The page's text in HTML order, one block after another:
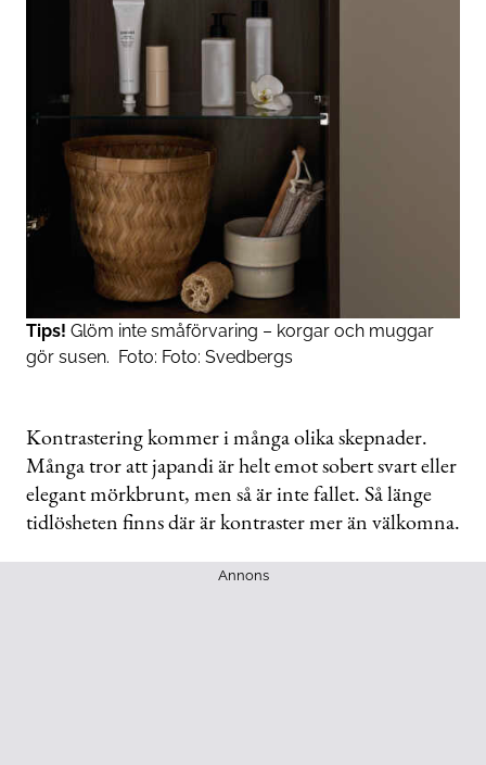
Tips! Glöm inte småförvaring – korgar och muggar
gör susen. Foto: Foto: Svedbergs
Kontrastering kommer i många olika skepnader.
Många tror att japandi är helt emot sobert svart eller
elegant mörkbrunt, men så är inte fallet. Så länge
tidlösheten finns där är kontraster mer än välkomna.
Annons